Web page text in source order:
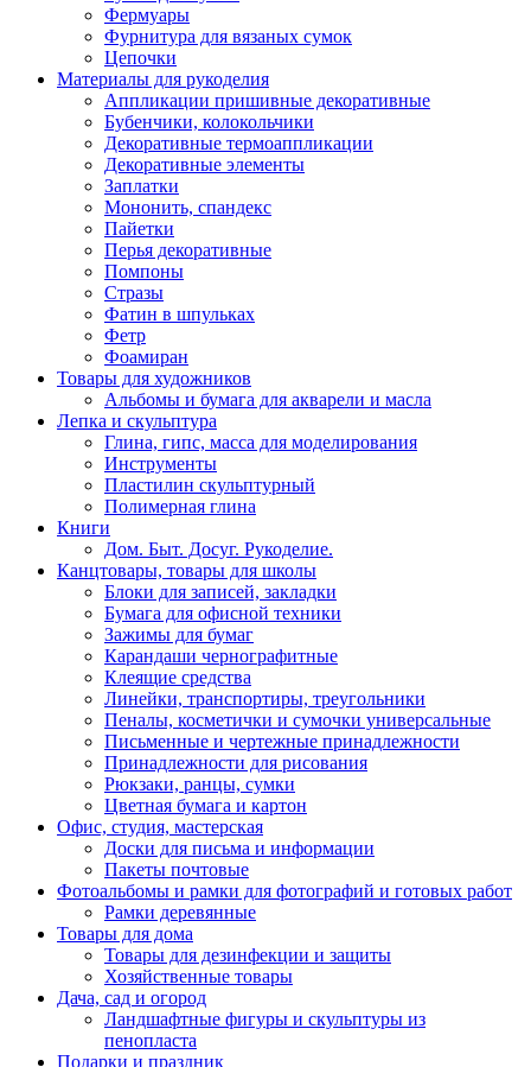
Фермуары
Фурнитура для вязаных сумок
Цепочки
Материалы для рукоделия
Аппликации пришивные декоративные
Бубенчики, колокольчики
Декоративные термоаппликации
Декоративные элементы
Заплатки
Мононить, спандекс
Пайетки
Перья декоративные
Помпоны
Стразы
Фатин в шпульках
Фетр
Фоамиран
Товары для художников
Альбомы и бумага для акварели и масла
Лепка и скульптура
Глина, гипс, масса для моделирования
Инструменты
Пластилин скульптурный
Полимерная глина
Книги
Дом. Быт. Досуг. Рукоделие.
Канцтовары, товары для школы
Блоки для записей, закладки
Бумага для офисной техники
Зажимы для бумаг
Карандаши чернографитные
Клеящие средства
Линейки, транспортиры, треугольники
Пеналы, косметички и сумочки универсальные
Письменные и чертежные принадлежности
Принадлежности для рисования
Рюкзаки, ранцы, сумки
Цветная бумага и картон
Офис, студия, мастерская
Доски для письма и информации
Пакеты почтовые
Фотоальбомы и рамки для фотографий и готовых работ
Рамки деревянные
Товары для дома
Товары для дезинфекции и защиты
Хозяйственные товары
Дача, сад и огород
Ландшафтные фигуры и скульптуры из
пенопласта
Подарки и праздник